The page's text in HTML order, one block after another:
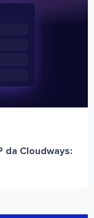
da Cloudways: